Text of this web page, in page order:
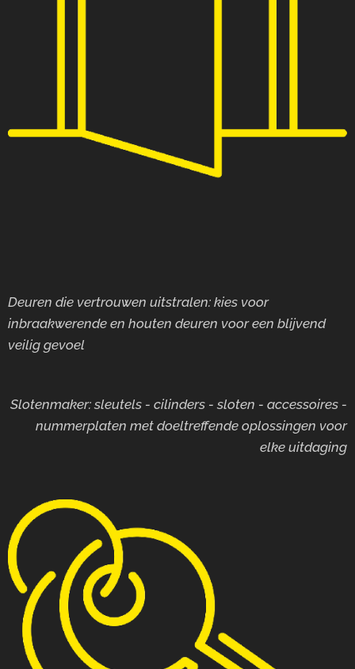
Deuren die vertrouwen uitstralen: kies voor
inbraakwerende en houten deuren vooreen blijvend
veilig gevoel
Slotenmaker: sleutels - cilinders - sloten - accessoires -
nummerplaten met doeltreffende oplossingen voor
elke uitdaging